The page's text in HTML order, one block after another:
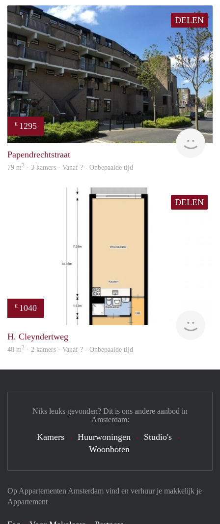
DELEN
€ 1295
rent
Papendrechtstraat
79 m2 · 3 kamers · Vanaf ? - Onbepaalde tijd
DELEN
€ 1040
H. Cleyndertweg
48 m2 · 2 kamers · Vanaf ? - Onbepaalde tijd
Op Appartementen Amsterdam vind en verhuur je makkelijk je
Appartement
Niks leuks gevonden? Dit is ons andere aanbod in
Amsterdam:
Kamers Huurwoningen
Studio's
Woonboten